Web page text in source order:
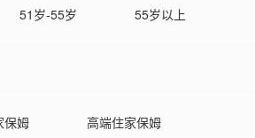
51岁-55岁 55岁以上
保姆 高端住家保姆